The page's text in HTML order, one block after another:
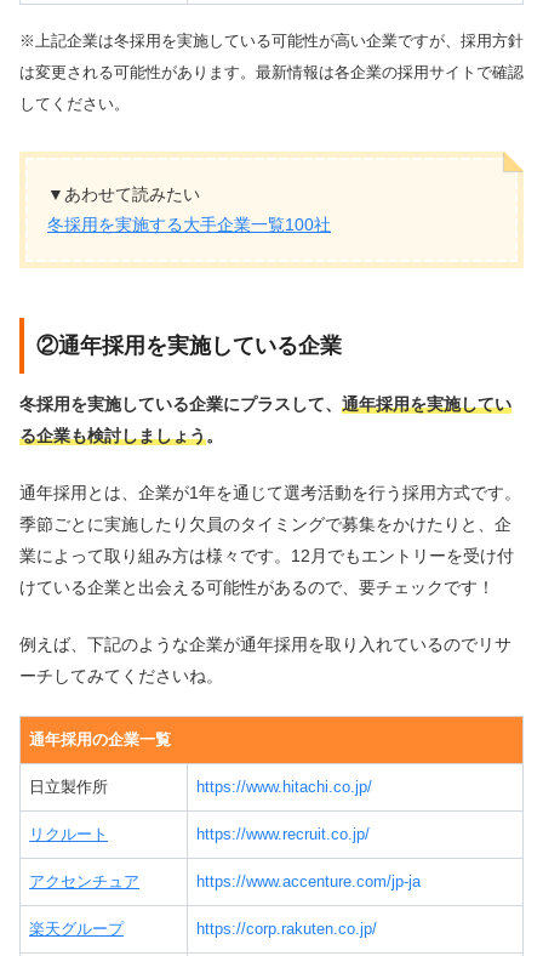
※上記企業は冬採用を実施している可能性が高い企業ですが、採用方針
は変更される可能性があります。最新情報は各企業の採用サイトで確認
してください。
▼あわせて読みたい
冬採用を実施する大手企業一覧100社
②通年採用を実施している企業
冬採用を実施している企業にプラスして、 通年採用を実施してい
る企業も検討しましょう。
通年採用とは、企業が1年を通じて選考活動を行う採用方式です。
季節ごとに実施したり欠員のタイミングで募集をかけたりと、企
業によって取り組み方は様々です。12月でもエントリーを受け付
けている企業と出会える可能性があるので、要チェックです！
例えば、下記のような企業が通年採用を取り入れているのでリサ
ーチしてみてくださいね。
通年採用の企業一覧
日立製作所 https://www.hitachi.co.jp/
リクルート https://www.recruit.co.jp/
アクセンチュア https://www.accenture.com/jp-ja
楽天グループ https://corp.rakuten.co.jp/